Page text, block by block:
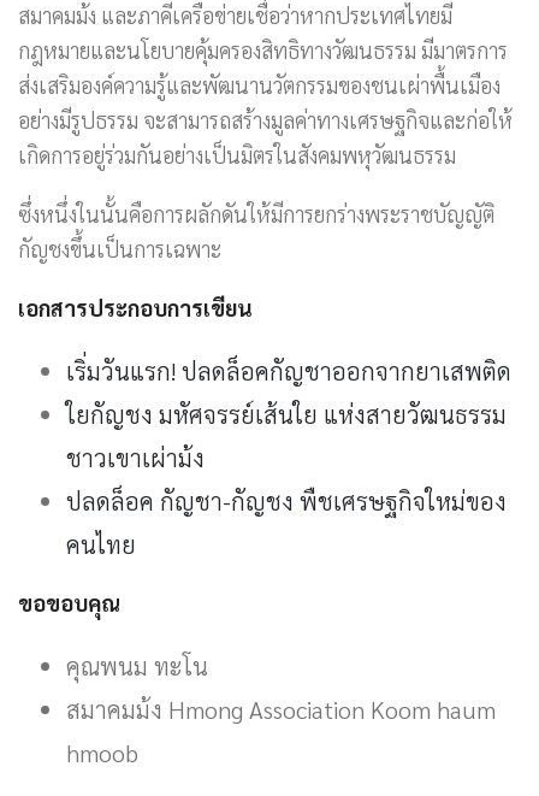
สมาคมม้ง และภาคีเครือข่ายเชื่อว่าหากประเทศไทยมี
กฎหมายและนโยบายคุ้มครองสิทธิทางวัฒนธรรม มีมาตรการ
ส่งเสริมองค์ความรู้และพัฒนานวัตกรรมของชนเผ่าพื้นเมือง
อย่างมีรูปธรรม จะสามารถสร้างมูลค่าทางเศรษฐกิจและก่อให้
เกิดการอยู่ร่วมกันอย่างเป็นมิตรในสังคมพหุวัฒนธรรม
ซึ่งหนึ่งในนั้นคือการผลักดันให้มีการยกร่างพระราชบัญญัติ
กัญชงขึ้นเป็นการเฉพาะ
เอกสารประกอบการเขียน
เริ่มวันแรก! ปลดล็อคกัญชาออกจากยาเสพติด
ใยกัญชง มหัศจรรย์เส้นใย แห่งสายวัฒนธรรม
ชาวเขาเผ่าม้ง
ปลดล็อค กัญชา-กัญชง พืชเศรษฐกิจใหม่ของ
คนไทย
ขอขอบคุณ
คุณพนม ทะโน
สมาคมม้ง Hmong Association Koom haum
hmoob